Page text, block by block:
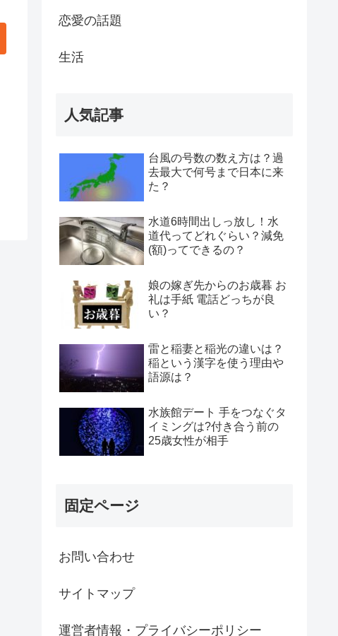
恋愛の話題
生活
人気記事
台風の号数の数え方は？過
去最大で何号まで日本に来
た？
水道6時間出しっ放し！水
道代ってどれぐらい？減免
(額)ってできるの？
娘の嫁ぎ先からのお歳暮 お
礼は手紙 電話どっちが良
い？
雷と稲妻と稲光の違いは？
稲という漢字を使う理由や
語源は？
水族館デート 手をつなぐタ
イミングは?付き合う前の
25歳女性が相手
固定ページ
お問い合わせ
サイトマップ
運営者情報・プライバシーポリシー